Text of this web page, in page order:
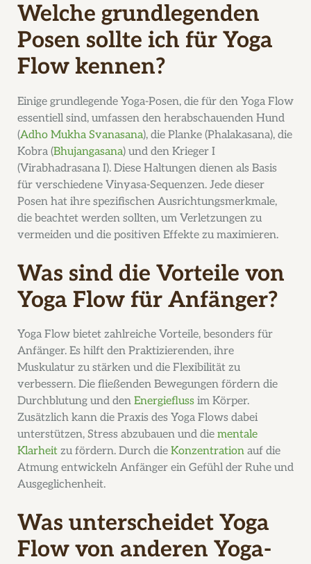
Welche grundlegenden
Posen sollte ich für Yoga
Flow kennen?
Einige grundlegende Yoga-Posen, die für den Yoga Flow
essentiell sind, umfassen den herabschauenden Hund
(Adho Mukha Svanasana), die Planke (Phalakasana), die
Kobra (Bhujangasana) und den Krieger I
(Virabhadrasana I). Diese Haltungen dienen als Basis
für verschiedene Vinyasa-Sequenzen. Jede dieser
Posen hat ihre spezifischen Ausrichtungsmerkmale,
die beachtet werden sollten, um Verletzungen zu
vermeiden und die positiven Effekte zu maximieren.
Was sind die Vorteile von
Yoga Flow für Anfänger?
Yoga Flow bietet zahlreiche Vorteile, besonders für
Anfänger. Es hilft den Praktizierenden, ihre
Muskulatur zu stärken und die Flexibilität zu
verbessern. Die fließenden Bewegungen fördern die
Durchblutung und den Energiefluss im Körper.
Zusätzlich kann die Praxis des Yoga Flows dabei
unterstützen, Stress abzubauen und die mentale
Klarheit zu fördern. Durch die Konzentration auf die
Atmung entwickeln Anfänger ein Gefühl der Ruhe und
Ausgeglichenheit.
Was unterscheidet Yoga
Flow von anderen Yoga-